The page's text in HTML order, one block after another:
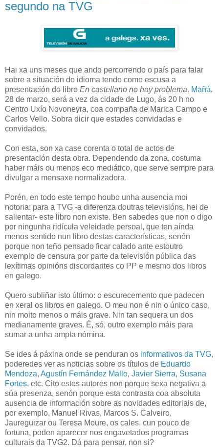
segundo na TVG
Hai xa uns meses que ando percorrendo o país para falar
sobre a situación do idioma tendo como escusa a
presentación do libro En castellano no hay problema. Mañá,
28 de marzo, será a vez da cidade de Lugo, ás 20 h no
Centro Uxío Novoneyra, coa compaña de Marica Campo e
Carlos Vello. Sobra dicir que estades convidadas e
convidados.
Con esta, son xa case corenta o total de actos de
presentación desta obra. Dependendo da zona, costuma
haber máis ou menos eco mediático, que serve sempre para
divulgar a mensaxe normalizadora.
Porén, en todo este tempo houbo unha ausencia moi
notoria: para a TVG -a diferenza doutras televisións, hei de
salientar- este libro non existe. Ben sabedes que non o digo
por ningunha ridícula veleidade persoal, que ten aínda
menos sentido nun libro destas características, senón
porque non teño pensado ficar calado ante estoutro
exemplo de censura por parte da televisión pública das
lexítimas opinións discordantes co PP e mesmo dos libros
en galego.
Quero subliñar isto último: o escurecemento que padecen
en xeral os libros en galego. O meu non é nin o único caso,
nin moito menos o máis grave. Nin tan sequera un dos
medianamente graves. É, só, outro exemplo máis para
sumar a unha ampla nómina.
Se ides á páxina onde se penduran os informativos da TVG,
poderedes ver as noticias sobre os títulos de Eduardo
Mendoza, Agustín Fernández Mallo, Javier Sierra, Susana
Fortes, etc. Cito estes autores non porque sexa negativa a
súa presenza, senón porque esta contrasta coa absoluta
ausencia de información sobre as novidades editoriais de,
por exemplo, Manuel Rivas, Marcos S. Calveiro,
Jaureguizar ou Teresa Moure, os cales, cun pouco de
fortuna, poden aparecer nos engavetados programas
culturais da TVG2. Dá para pensar, non si?